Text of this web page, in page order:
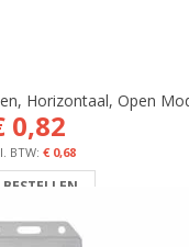
Horizontaal, Open
0,82
€ 0,68
BESTELLEN